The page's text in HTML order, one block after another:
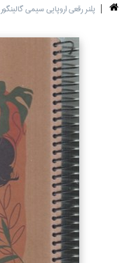
پلنر رقعي اروپايي سيمي گالينگور John Not